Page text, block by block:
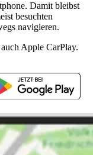
Damit bleibst
besuchten
navigieren.
Apple CarPlay.